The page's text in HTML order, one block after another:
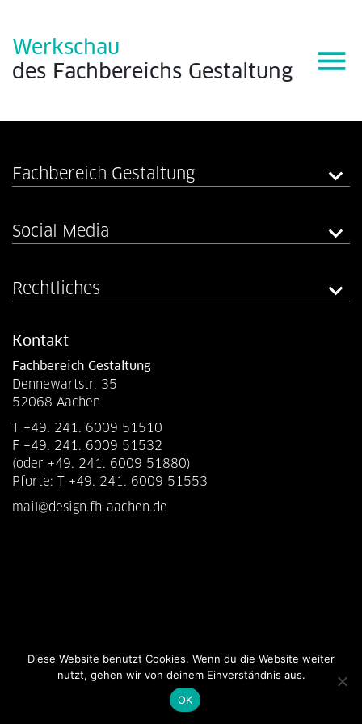
Werkschau
des Fachbereichs Gestaltung menu
Fachbereich Gestaltung
Social Media
Rechtliches
Kontakt
Fachbereich Gestaltung
Dennewartstr. 35
52068 Aachen
T +49. 241. 6009 51510
F +49. 241. 6009 51532
(oder +49. 241. 6009 51880)
Pforte: T +49. 241. 6009 51553
mail@design.fh-aachen.de
Diese Website benutzt Cookies. Wenn du die Website weiter
nutzt, gehen wir von deinem Einverständnis aus.
OK